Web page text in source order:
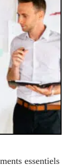
essentiels